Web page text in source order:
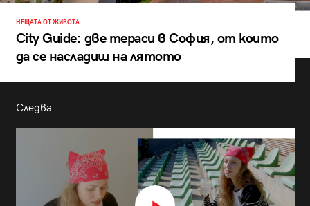
НЕЩАТА ОТ ЖИВОТА
City Guide: две тераси в София, от които
да се насладиш на лятото
Следва